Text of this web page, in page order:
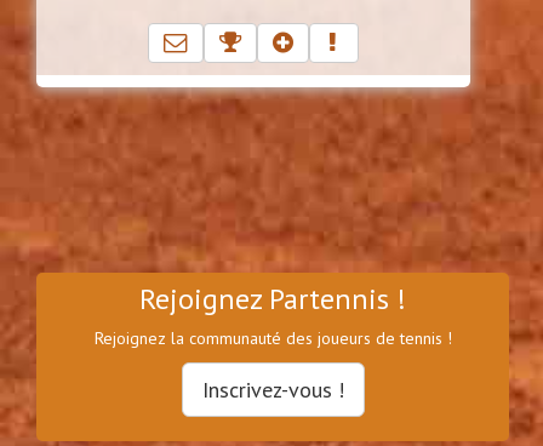
Rejoignez Partennis !
Rejoignez la communauté des joueurs de tennis !
Inscrivez-vous !